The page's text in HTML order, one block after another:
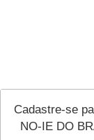
Cadastre-se
NO-IE DO